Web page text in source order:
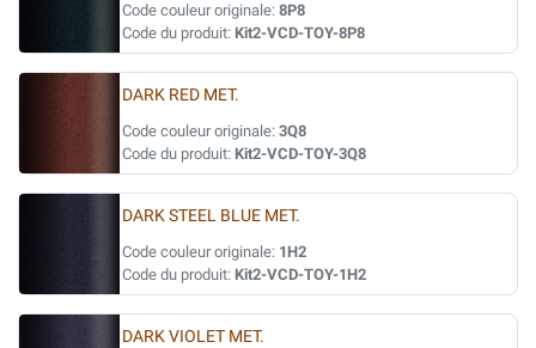
Code couleur originale: 8P8
Code du produit: Kit2-VCD-TOY-8P8
DARK RED MET.
Code couleur originale: 3Q8
Code du produit: Kit2-VCD-TOY-3Q8
DARK STEEL BLUE MET.
Code couleur originale: 1H2
Code du produit: Kit2-VCD-TOY-1H2
DARK VIOLET MET.